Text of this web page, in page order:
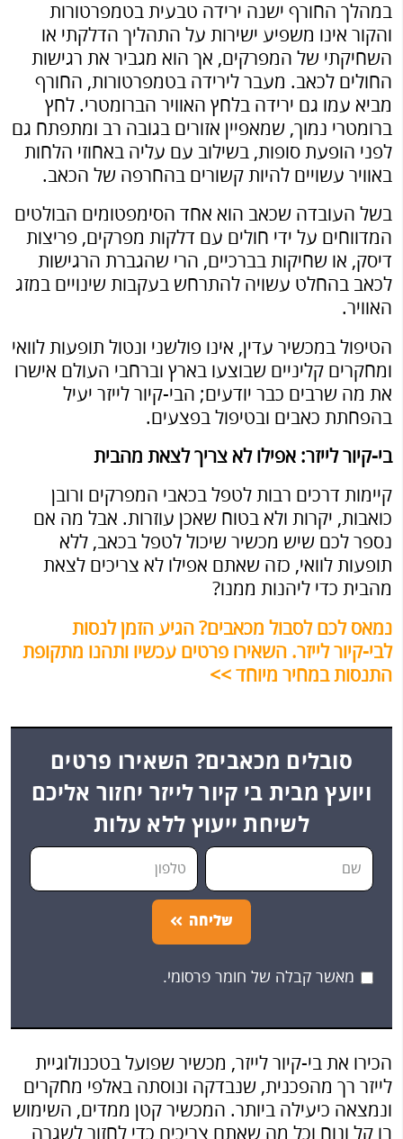
במהלך החורף ישנה ירידה טבעית בטמפרטורות
והקור אינו משפיע ישירות על התהליך הדלקתי או
השחיקתי של המפרקים, אך הוא מגביר את רגישות
החולים לכאב. מעבר לירידה בטמפרטורות, החורף
מביא עמו גם ירידה בלחץ האוויר הברומטרי. לחץ
ברומטרי נמוך, שמאפיין אזורים בגובה רב ומתפתח גם
לפני הופעת סופות, בשילוב עם עליה באחוזי הלחות
באוויר עשויים להיות קשורים בהחרפה של הכאב.
בשל העובדה שכאב הוא אחד הסימפטומים הבולטים
המדווחים על ידי חולים עם דלקות מפרקים, פריצות
דיסק, או שחיקות בברכיים, הרי שהגברת הרגישות
לכאב בהחלט עשויה להתרחש בעקבות שינויים במזג
האוויר.
הטיפול במכשיר עדין, אינו פולשני ונטול תופעות לוואי
ומחקרים קליניים שבוצעו בארץ וברחבי העולם אישרו
את מה שרבים כבר יודעים; הבי-קיור לייזר יעיל
בהפחתת כאבים ובטיפול בפצעים.
בי-קיור לייזר: אפילו לא צריך לצאת מהבית
קיימות דרכים רבות לטפל בכאבי המפרקים ורובן
כואבות, יקרות ולא בטוח שאכן עוזרות. אבל מה אם
נספר לכם שיש מכשיר שיכול לטפל בכאב, ללא
תופעות לוואי, כזה שאתם אפילו לא צריכים לצאת
מהבית כדי ליהנות ממנו?
נמאס לכם לסבול מכאבים? הגיע הזמן לנסות
לבי-קיור לייזר. השאירו פרטים עכשיו ותהנו מתקופת
התנסות במחיר מיוחד >>
סובלים מכאבים? השאירו פרטים
ויועץ מבית בי קיור לייזר יחזור אליכם
לשיחת ייעוץ ללא עלות
שליחה
מאשר קבלה של חומר פרסומי.
הכירו את בי-קיור לייזר, מכשיר שפועל בטכנולוגיית
לייזר רך מהפכנית, שנבדקה ונוסתה באלפי מחקרים
ונמצאה כיעילה ביותר. המכשיר קטן ממדים, השימוש
בו קל ונוח וכל מה שאתם צריכים כדי לחזור לשגרה